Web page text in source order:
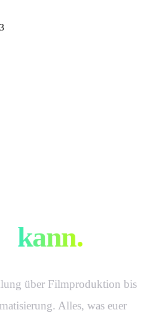
kann.
über Filmproduktion bis
Alles, was euer